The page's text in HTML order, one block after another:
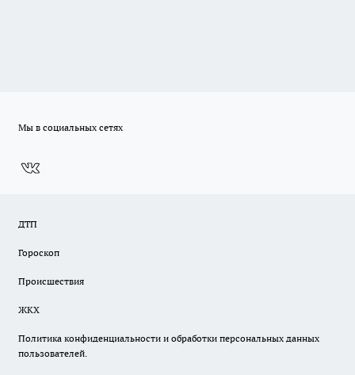
Мы в социальных сетях
ДТП
Гороскоп
Происшествия
ЖКХ
Политика конфиденциальности и обработки персональных данных
пользователей.